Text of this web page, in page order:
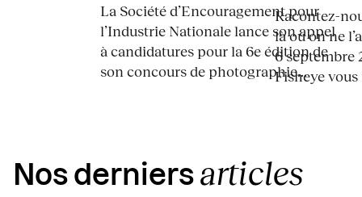
La Société d’Encouragement pour
l’Industrie Nationale lance son appel
à candidatures pour la 6e édition de
son concours de photographie...
Racontez-
là où on ne
6 septembre
Fisheye
Nos derniers articles